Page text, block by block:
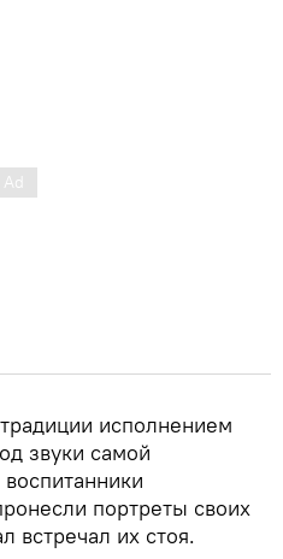
исполнением
звуки самой
портреты своих
встречал их стоя.